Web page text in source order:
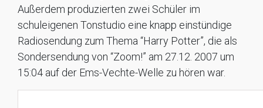
Außerdem produzierten zwei Schüler im
schuleigenen Tonstudio eine knapp einstündige
Radiosendung zum Thema “Harry Potter”, die als
Sondersendung von “Zoom!” am 27.12. 2007 um
15:04 auf der Ems-Vechte-Welle zu hören war.